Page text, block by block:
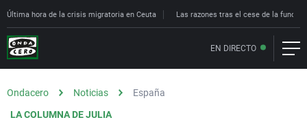
Última hora de la crisis migratoria en Ceuta Las razones tras el cese de la
EN DIRECTO
Ondacero Noticias
España
LA COLUMNA DE JULIA